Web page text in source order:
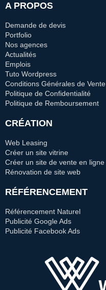
A PROPOS
Demande de devis
Portfolio
Nos agences
Actualités
Emplois
Tuto Wordpress
Conditions Générales de Vente
Politique de Confidentialité
Politique de Remboursement
CRÉATION
Web Leasing
Créer un site vitrine
Créer un site de vente en ligne
Rénovation de site web
RÉFÉRENCEMENT
Référencement Naturel
Publicité Google Ads
Publicité Facebook Ads